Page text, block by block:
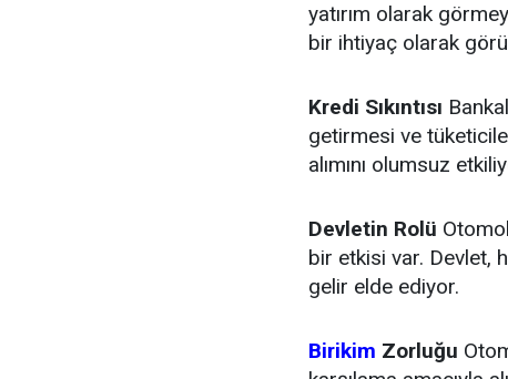
yatırım olarak
bir ihtiyaç olarak
Kredi Sıkıntısı
getirmesi ve
alımını olumsuz
Devletin Rolü
bir etkisi var. Devlet,
gelir elde ediyor.
Birikim Zorluğu